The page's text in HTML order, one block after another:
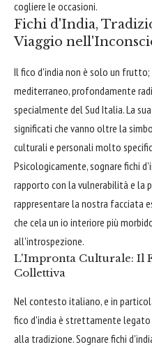
cogliere le occasioni.
Fichi d'India,
Viaggio
Il fico d'india non è solo un frutto;
mediterraneo, profondamente
specialmente del Sud Italia. La
significati che vanno oltre la
culturali e personali molto
Psicologicamente, sognare fichi
rapporto con la vulnerabilità e la
rappresentare la nostra facciata
che cela un io interiore più
all'introspezione.
L'Impronta Culturale: Il
Collettiva
Nel contesto italiano, e in
fico d'india è strettamente
alla tradizione. Sognare fichi